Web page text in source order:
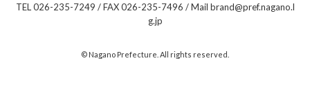
TEL 026-235-7249 / FAX 026-235-7496 / Mail brand@pref.nagano.l
g.jp
© Nagano Prefecture. All rights reserved.